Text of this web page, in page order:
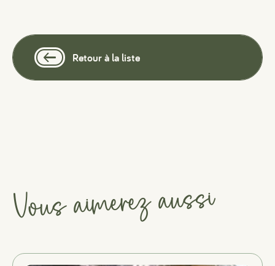
Retour à la liste
Vous aimerez aussi